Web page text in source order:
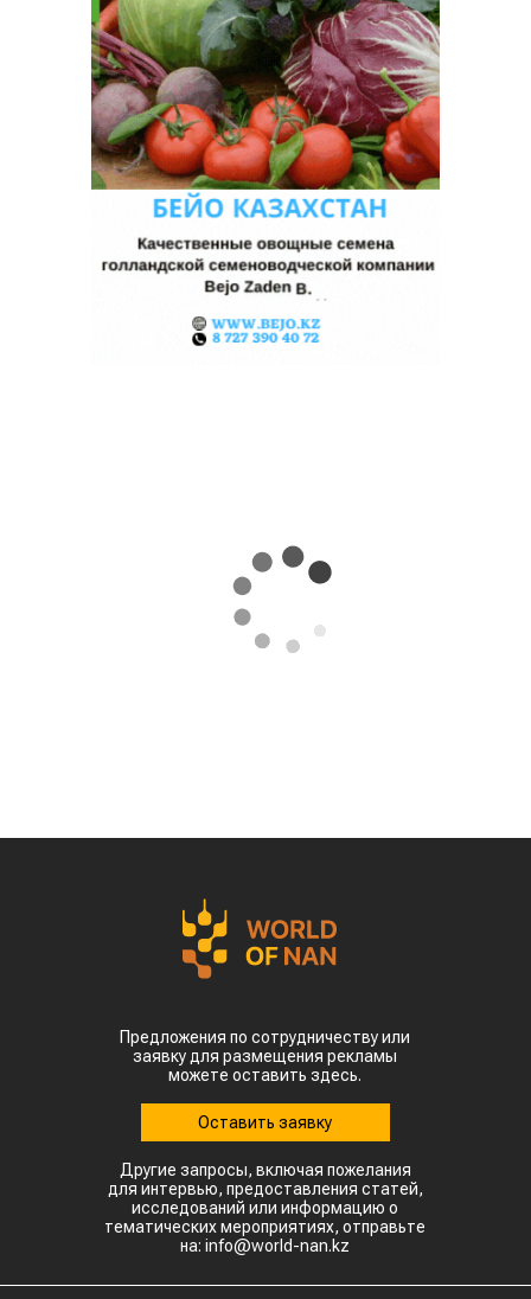
Предложения по сотрудничеству или
заявку для размещения рекламы
можете оставить здесь.
Оставить заявку
Другие запросы, включая пожелания
для интервью, предоставления статей,
исследований или информацию о
тематических мероприятиях, отправьте
на: info@world-nan.kz